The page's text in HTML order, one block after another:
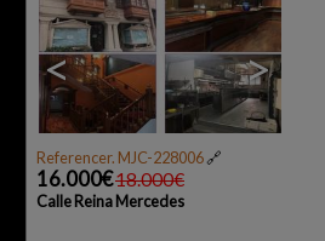
< >
Referencer. MJC-228006🔗
16.000€18.000€
Calle Reina Mercedes